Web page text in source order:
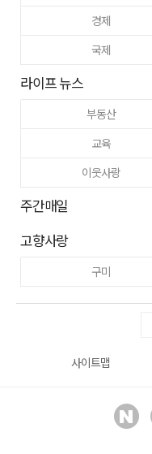
경제
국제
라이프 뉴스
부동산
교육
이웃사랑
주간매일
고향사랑
구미
사이트맵